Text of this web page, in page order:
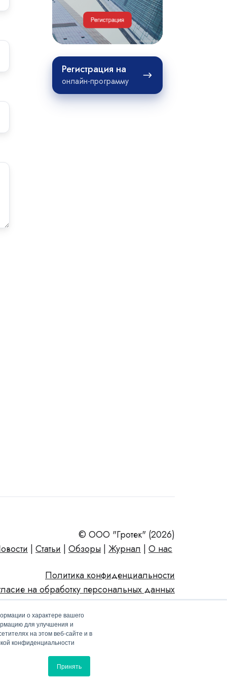
о характере вашего
для улучшения и
на этом веб-сайте и в
конфиденциальности
Принять
недвижимости
Регистрация на
онлайн-программу
Регистрация
© ООО "Гротек" (2026)
| Статьи | Обзоры | Журнал | О нас
Политика конфиденциальности
на обработку персональных данных